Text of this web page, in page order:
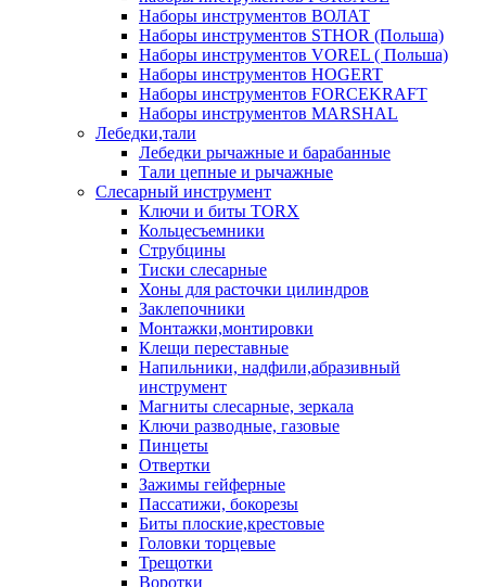
Наборы инструментов ВОЛАТ
Наборы инструментов STHOR (Польша)
Наборы инструментов VOREL ( Польша)
Наборы инструментов HOGERT
Наборы инструментов FORCEKRAFT
Наборы инструментов MARSHAL
Лебедки,тали
Лебедки рычажные и барабанные
Тали цепные и рычажные
Слесарный инструмент
Ключи и биты TORX
Кольцесъемники
Струбцины
Тиски слесарные
Хоны для расточки цилиндров
Заклепочники
Монтажки,монтировки
Клещи переставные
Напильники, надфили,абразивный
инструмент
Магниты слесарные, зеркала
Ключи разводные, газовые
Пинцеты
Отвертки
Зажимы гейферные
Пассатижи, бокорезы
Биты плоские,крестовые
Головки торцевые
Трещотки
Воротки